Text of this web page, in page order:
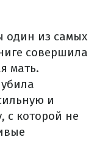
один из самых
совершила
мать.
и
с которой не